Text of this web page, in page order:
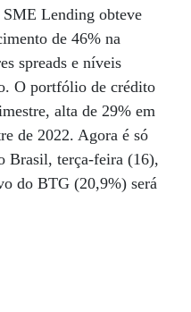
Lending obteve
de 46% na
spreads e níveis
O portfólio de crédito
alta de 29% em
de 2022. Agora é só
Brasil, terça-feira (16),
do BTG (20,9%) será